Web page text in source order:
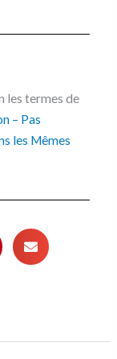
les termes de
– Pas
les Mêmes